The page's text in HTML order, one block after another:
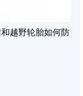
越野轮胎如何防